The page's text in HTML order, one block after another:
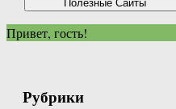
Привет, гость!
Рубрики